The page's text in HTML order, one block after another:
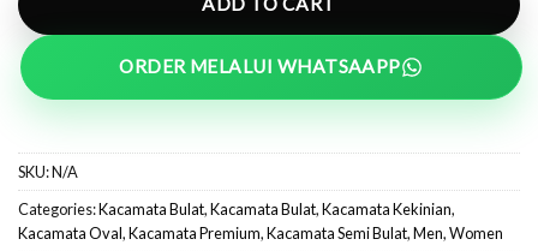
ORDER MELALUI WHATSAAPP
SKU:N/A
Categories:Kacamata Bulat,Kacamata Bulat,Kacamata Kekinian,
Kacamata Oval,Kacamata Premium,Kacamata Semi Bulat,Men,Women